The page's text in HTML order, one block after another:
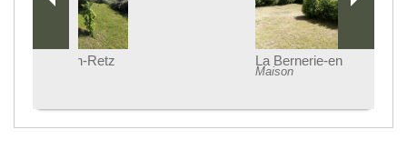
La Bernerie-en-Retz